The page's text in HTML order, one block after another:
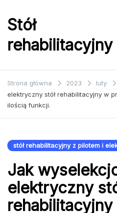
doStół
rehabilitacyjny
Strona główna 2023 luty
elektryczny stół rehabilitacyjny w
ilością funkcji.
stół rehabilitacyjny z pilotem i
Jak
elektryczny
rehabilitacyjny